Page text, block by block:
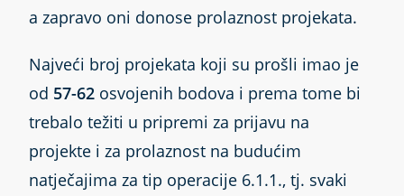
a zapravo oni donose prolaznost projekata.
Najveći broj projekata koji su prošli imao je
od 57-62 osvojenih bodova i prema tome bi
trebalo težiti u pripremi za prijavu na
projekte i za prolaznost na budućim
natječajima za tip operacije 6.1.1., tj. svaki